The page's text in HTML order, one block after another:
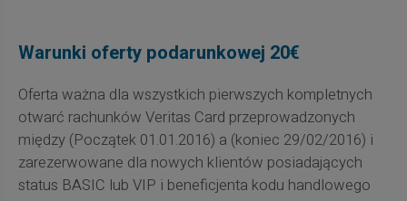
Warunki oferty podarunkowej 20€
Oferta ważna dla wszystkich pierwszych kompletnych
otwarć rachunków Veritas Card przeprowadzonych
między (Początek 01.01.2016) a (koniec 29/02/2016) i
zarezerwowane dla nowych klientów posiadających
status BASIC lub VIP i beneficjenta kodu handlowego